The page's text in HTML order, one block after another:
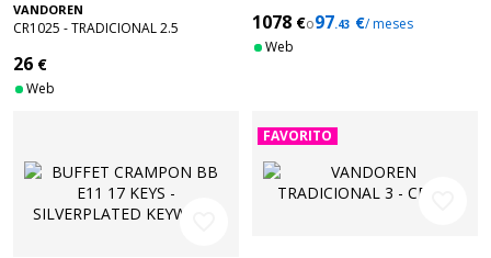
VANDOREN
CR1025 - TRADICIONAL 2.5
26 €
Web
1078 €o97.43 €/ meses
Web
FAVORITO